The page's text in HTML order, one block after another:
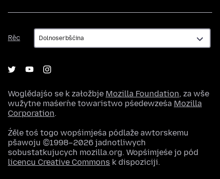
Rěc
Rěc
Woglědajśo se k załožbje Mozilla Foundation, za wše
wužytne maśeŕne towaristwo pśedewześa Mozilla
Corporation.
Źěle toś togo wopśimjeśa pódlaže awtorskemu
pšawoju ©1998–2026 jadnotliwych
sobustatkujucych mozilla.org. Wopśimjeśe jo pód
licencu Creative Commons k dispoziciji.